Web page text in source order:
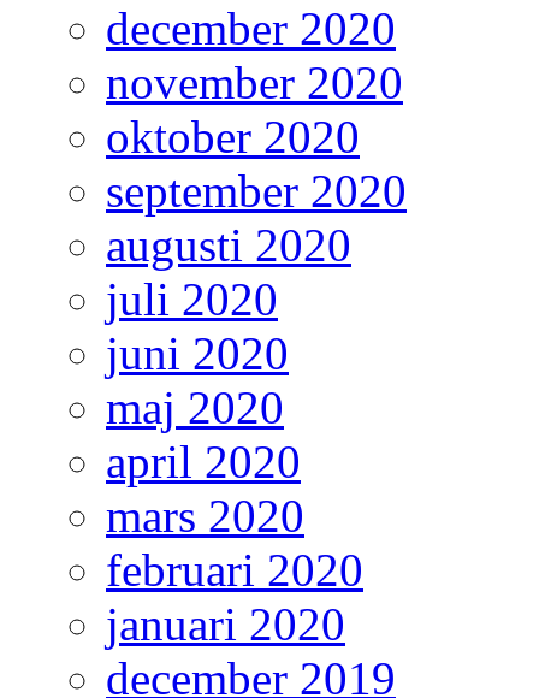
december 2020
november 2020
oktober 2020
september 2020
augusti 2020
juli 2020
juni 2020
maj 2020
april 2020
mars 2020
februari 2020
januari 2020
december 2019